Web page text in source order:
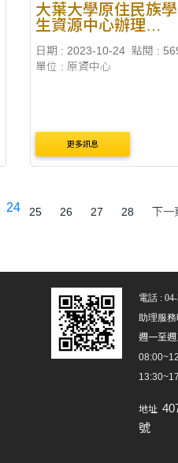
大葉大學原住民族學
生資源中心辦理
「INA的多『原』宇
宙--大葉大學112年
原民文化週」
日期 : 2023-10-24 點閱 :
單位 : 原資中心
更多訊息
24 25 26 27 28 下一
電話 :
助理服務
週一至
地址
號